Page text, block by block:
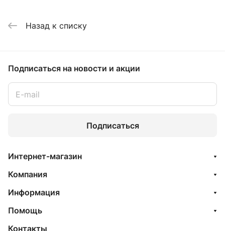
Назад к списку
Подписаться на новости и акции
Подписаться
Интернет-магазин
Компания
Информация
Помощь
Контакты